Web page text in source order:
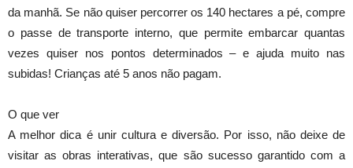
da manhã. Se não quiser percorrer os 140 hectares a pé, compre
o passe de transporte interno, que permite embarcar quantas
vezes quiser nos pontos determinados – e ajuda muito nas
subidas! Crianças até 5 anos não pagam.
O que ver
A melhor dica é unir cultura e diversão. Por isso, não deixe de
visitar as obras interativas, que são sucesso garantido com a